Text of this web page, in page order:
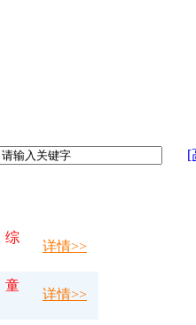
[
综
详情>>
童
详情>>